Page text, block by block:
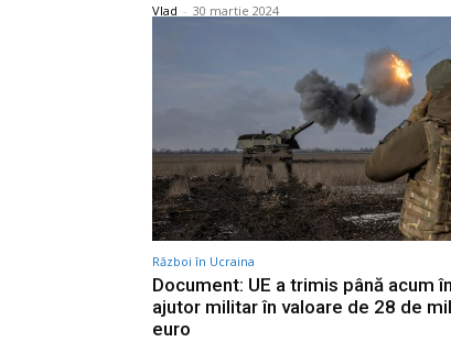
Vlad - 30 martie 2024
Război în Ucraina
Document: UE a trimis până acum
ajutor militar în valoare de 28 de
euro